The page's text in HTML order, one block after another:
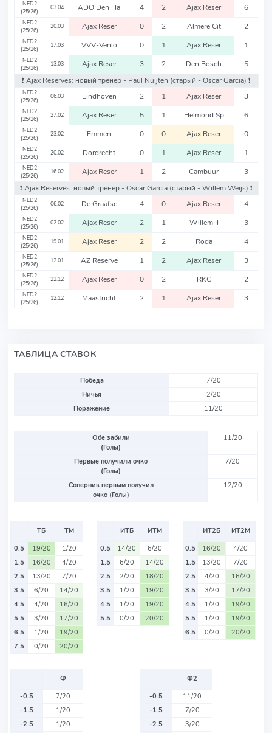
NED2
(25/26)
03.04 ADO Den Ha 4 2 Ajax Reser 6
NED2
(25/26)
20.03 Ajax Reser 0 2 Almere Cit 2
NED2
(25/26)
17.03 VVV-Venlo 0 1 Ajax Reser 1
NED2
(25/26)
13.03 Ajax Reser 3 2 Den Bosch
5
❗️ Ajax Reserves: новый тренер - Paul Nuijten (старый - Oscar Garcia) ❗️
NED2
(25/26)
06.03 Eindhoven 2 1 Ajax Reser 3
NED2
(25/26)
27.02 Ajax Reser 5 1 Helmond Sp 6
NED2
(25/26)
23.02 Emmen 0 0 Ajax Reser 0
NED2
(25/26)
20.02 Dordrecht 0 1 Ajax Reser 1
NED2
(25/26)
16.02 Ajax Reser 1 2 Cambuur
3
❗️ Ajax Reserves: новый тренер - Oscar Garcia (старый - Willem Weijs) ❗️
NED2
(25/26)
06.02 De Graafsc 4 0 Ajax Reser 4
NED2
(25/26)
02.02 Ajax Reser 2 1 Willem II 3
NED2
(25/26)
19.01 Ajax Reser 2 2 Roda 4
NED2
(25/26)
12.01 AZ Reserve 1 2 Ajax Reser 3
NED2
(25/26)
22.12 Ajax Reser 0 2 RKC 2
NED2
(25/26)
12.12 Maastricht 2 1 Ajax Reser 3
ТАБЛИЦА СТАВОК
Победа
7/20
Ничья
2/20
Поражение
11/20
Обе забили
(Голы)
11/20
Первые получили очко
(Голы)
7/20
Соперник первым получил
очко (Голы)
12/20
ТБ
ТМ
0.5
19/20
1/20
1.5
16/20
4/20
2.5
13/20
7/20
3.5
6/20
14/20
4.5
4/20
16/20
5.5
3/20
17/20
6.5
1/20
19/20
7.5
0/20 20/20
ИТБ
ИТМ
0.5
14/20
6/20
1.5
6/20
14/20
2.5
2/20
18/20
3.5
1/20
19/20
4.5
1/20
19/20
5.5
0/20 20/20
ИТ2Б
ИТ2М
0.5
16/20
4/20
1.5
13/20
7/20
2.5
4/20
16/20
3.5
3/20
17/20
4.5
1/20
19/20
5.5
1/20
19/20
6.5
0/20 20/20
Ф
-0.5
7/20
-1.5
1/20
-2.5
1/20
Ф2
-0.5
11/20
-1.5
7/20
-2.5
3/20